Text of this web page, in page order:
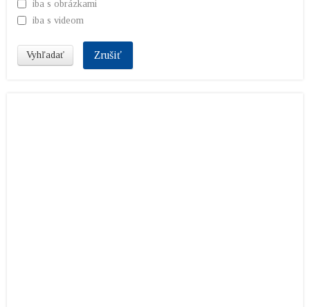
iba s obrázkami
iba s videom
Vyhľadať Zrušiť